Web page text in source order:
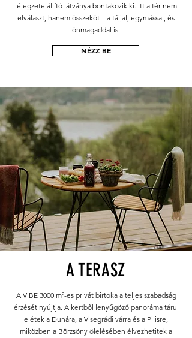
lélegzetelállító látványa bontakozik ki. Itt a tér nem
elválaszt, hanem összeköt – a tájjal, egymással, és
önmagaddal is.
NÉZZ BE
A TERASZ
A VIBE 3000 m²-es privát birtoka a teljes szabadság
érzését nyújtja. A kertből lenyűgöző panoráma tárul
elétek a Dunára, a Visegrádi várra és a Pilisre,
miközben a Börzsöny ölelésében élvezhetitek a